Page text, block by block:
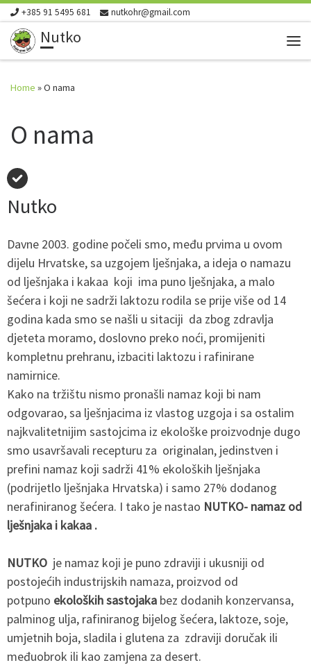
Skip to content
+385 91 5495 681 nutkohr@gmail.com
Nutko
Home »O nama
O nama
Nutko
Davne 2003. godine počeli smo, među prvima u ovom
dijelu Hrvatske, sa uzgojem lješnjaka, a ideja o namazu
od lješnjaka i kakaa koji ima puno lješnjaka, a malo
šećera i koji ne sadrži laktozu rodila se prije više od 14
godina kada smo se našli u sitaciji da zbog zdravlja
djeteta moramo, doslovno preko noći, promijeniti
kompletnu prehranu, izbaciti laktozu i rafinirane
namirnice.
Kako na tržištu nismo pronašli namaz koji bi nam
odgovarao, sa lješnjacima iz vlastog uzgoja i sa ostalim
najkvalitetnijim sastojcima iz ekološke proizvodnje dugo
smo usavršavali recepturu za originalan, jedinstven i
prefini namaz koji sadrži 41% ekoloških lješnjaka
(podrijetlo lješnjaka Hrvatska) i samo 27% dodanog
nerafiniranog šećera. I tako je nastao NUTKO- namaz od
lješnjaka i kakaa .
NUTKO je namaz koji je puno zdraviji i ukusniji od
postojećih industrijskih namaza, proizvod od
potpuno ekoloških sastojaka bez dodanih konzervansa,
palminog ulja, rafiniranog bijelog šećera, laktoze, soje,
umjetnih boja, sladila i glutena za zdraviji doručak ili
međuobrok ili kao zamjena za desert.